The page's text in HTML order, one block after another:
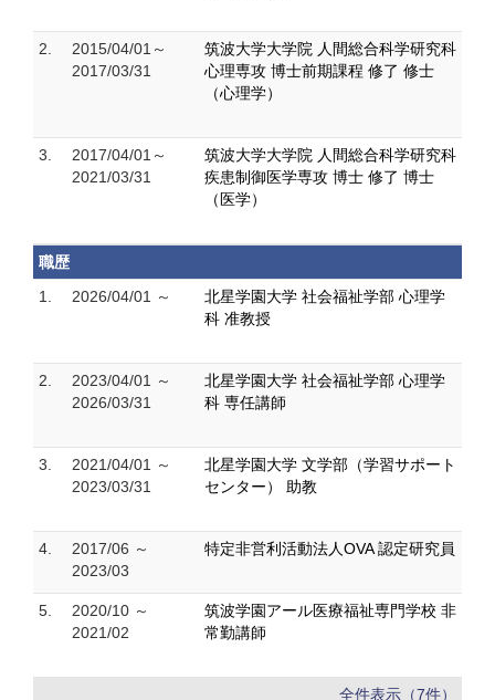
2.
2015/04/01～
2017/03/31
筑波大学大学院 人間総合科学研究科
心理専攻 博士前期課程 修了 修士
（心理学）
3.
2017/04/01～
2021/03/31
筑波大学大学院 人間総合科学研究科
疾患制御医学専攻 博士 修了 博士
（医学）
職歴
1.
2026/04/01 ～
北星学園大学 社会福祉学部 心理学
科 准教授
2.
2023/04/01 ～
2026/03/31
北星学園大学 社会福祉学部 心理学
科 専任講師
3.
2021/04/01 ～
2023/03/31
北星学園大学 文学部（学習サポート
センター） 助教
4.
2017/06 ～
2023/03
特定非営利活動法人OVA 認定研究員
5.
2020/10 ～
2021/02
筑波学園アール医療福祉専門学校 非
常勤講師
全件表示（7件）